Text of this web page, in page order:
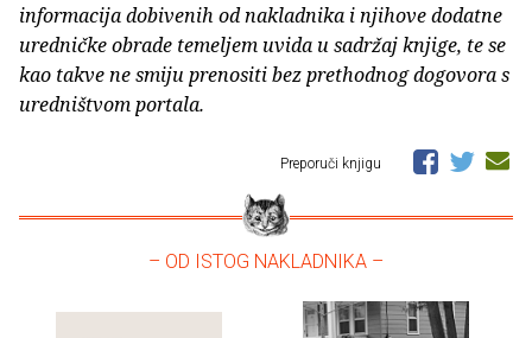
informacija dobivenih od nakladnika i njihove dodatne
uredničke obrade temeljem uvida u sadržaj knjige, te se
kao takve ne smiju prenositi bez prethodnog dogovora s
uredništvom portala.
Preporuči knjigu
– OD ISTOG NAKLADNIKA –